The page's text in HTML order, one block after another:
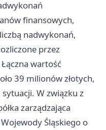
finansowych,
nadwykonań,
przez
wartość
39 milionów złotych,
W związku z
zarządzająca
Śląskiego o